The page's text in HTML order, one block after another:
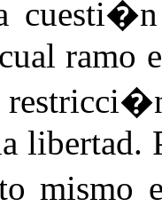
ramo
libertad.